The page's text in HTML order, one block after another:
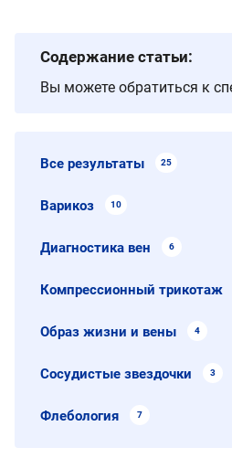
Содержание статьи:
Вы можете обратиться к
Все результаты 25
Варикоз 10
Диагностика вен 6
Компрессионный трикотаж
Образ жизни и вены 4
Сосудистые звездочки 3
Флебология 7